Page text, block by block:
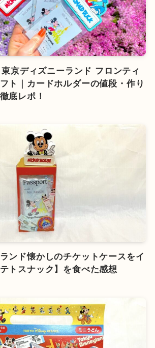
東京ディズニーランド フロンティ
ト｜カードホルダーの値段・作り
底レポ！
ンド懐かしのチケットケースをイ
トスナック】を食べた感想